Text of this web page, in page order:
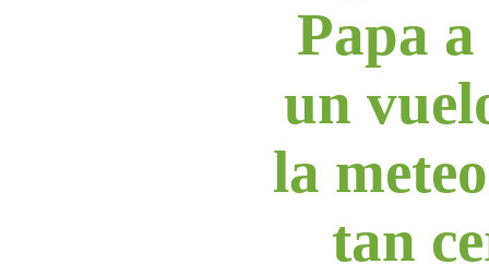
Papa
un
la
tan